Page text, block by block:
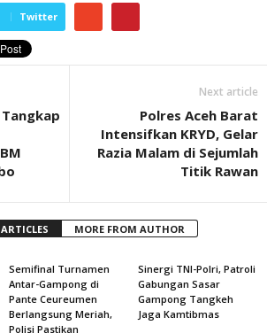
Twitter
Next article
Polres Aceh Barat
Intensifkan KRYD, Gelar
Razia Malam di Sejumlah
Titik Rawan
MORE FROM AUTHOR
Semifinal Turnamen
Antar-Gampong di
Pante Ceureumen
Berlangsung Meriah,
Polisi Pastikan
Sinergi TNI-Polri, Patroli
Gabungan Sasar
Gampong Tangkeh
Jaga Kamtibmas